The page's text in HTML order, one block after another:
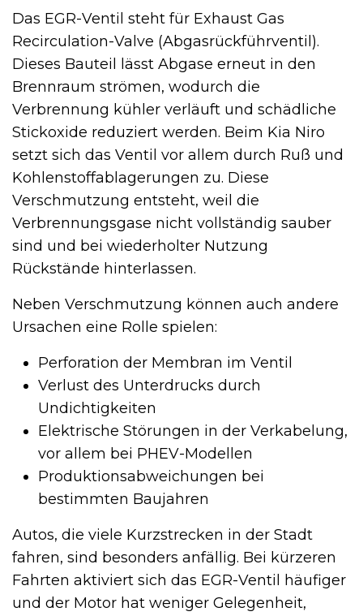
Das EGR-Ventil steht für Exhaust Gas
Recirculation-Valve (Abgasrückführventil).
Dieses Bauteil lässt Abgase erneut in den
Brennraum strömen, wodurch die
Verbrennung kühler verläuft und schädliche
Stickoxide reduziert werden. Beim Kia Niro
setzt sich das Ventil vor allem durch Ruß und
Kohlenstoffablagerungen zu. Diese
Verschmutzung entsteht, weil die
Verbrennungsgase nicht vollständig sauber
sind und bei wiederholter Nutzung
Rückstände hinterlassen.
Neben Verschmutzung können auch andere
Ursachen eine Rolle spielen:
Perforation der Membran im Ventil
Verlust des Unterdrucks durch
Undichtigkeiten
Elektrische Störungen in der Verkabelung,
vor allem bei PHEV-Modellen
Produktionsabweichungen bei
bestimmten Baujahren
Autos, die viele Kurzstrecken in der Stadt
fahren, sind besonders anfällig. Bei kürzeren
Fahrten aktiviert sich das EGR-Ventil häufiger
und der Motor hat weniger Gelegenheit,